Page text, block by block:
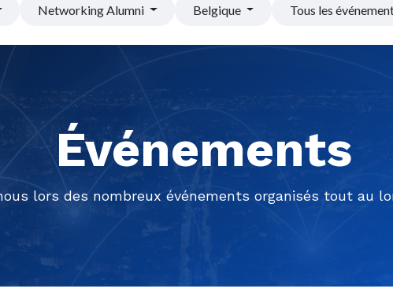
Networking Alumni Belgique Tous les
Événements
lors des nombreux événements organisés tout au